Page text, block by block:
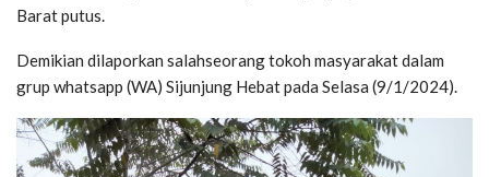
Barat putus.
Demikian dilaporkan salahseorang tokoh masyarakat dalam
grup whatsapp (WA) Sijunjung Hebat pada Selasa (9/1/2024).